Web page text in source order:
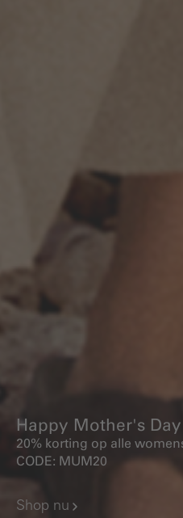
Happy Mother's Day
20% korting op alle
CODE: MUM20
Shop nu